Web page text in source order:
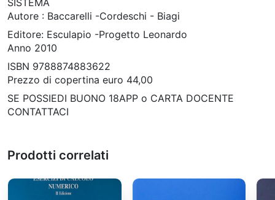
SISTEMA
Autore : Baccarelli -Cordeschi - Biagi
Editore: Esculapio -Progetto Leonardo
Anno 2010
ISBN 9788874883622
Prezzo di copertina euro 44,00
SE POSSIEDI BUONO 18APP o CARTA DOCENTE
CONTATTACI
Prodotti correlati